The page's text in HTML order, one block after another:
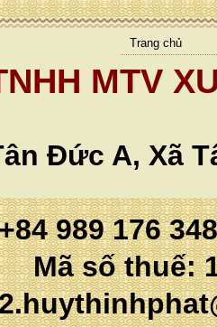
Trang chủ
MTV
Đức A, Xã
989 176
số thuế: